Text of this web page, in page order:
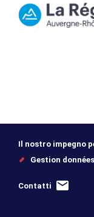
Il nostro impegno
Gestion
Contatti